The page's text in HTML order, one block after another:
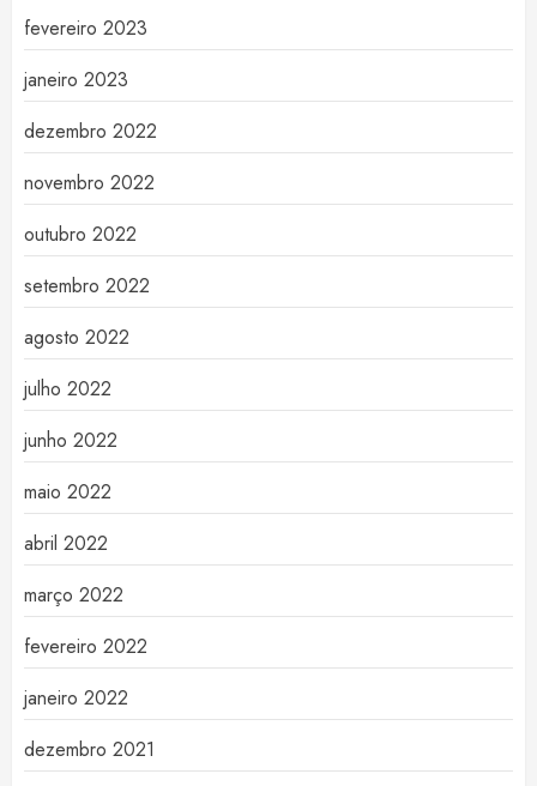
fevereiro 2023
janeiro 2023
dezembro 2022
novembro 2022
outubro 2022
setembro 2022
agosto 2022
julho 2022
junho 2022
maio 2022
abril 2022
março 2022
fevereiro 2022
janeiro 2022
dezembro 2021